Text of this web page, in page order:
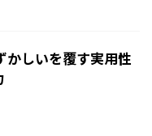
かしいを覆す実用性